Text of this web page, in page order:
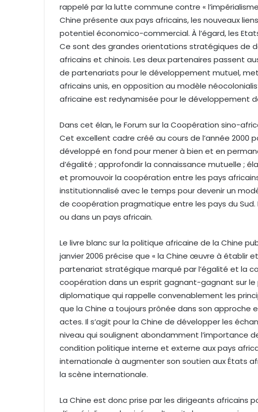
rappelé par la lutte commune contre «
Chine présente aux pays africains, les nouveaux
potentiel économico-commercial. À l’égard, les
Ce sont des grandes orientations stratégiques de
africains et chinois. Les deux partenaires passent
de partenariats pour le développement mutuel,
africains unis, en opposition au modèle
africaine est redynamisée pour le développement
Dans cet élan, le Forum sur la Coopération sino-
Cet excellent cadre créé au cours de l’année 2000
développé en fond pour mener à bien et en
d’égalité ; approfondir la connaissance mutuelle ;
et promouvoir la coopération entre les pays
institutionnalisé avec le temps pour devenir un
de coopération pragmatique entre les pays du Sud.
ou dans un pays africain.
Le livre blanc sur la politique africaine de la Chine
janvier 2006 précise que « la Chine œuvre à établir
partenariat stratégique marqué par l’égalité et la
coopération dans un esprit gagnant-gagnant sur le
diplomatique qui rappelle convenablement les
que la Chine a toujours prônée dans son approche
actes. Il s’agit pour la Chine de développer les
niveau qui soulignent abondamment l’importance
condition politique interne et externe aux pays
internationale à augmenter son soutien aux États
la scène internationale.
La Chine est donc prise par les dirigeants africains